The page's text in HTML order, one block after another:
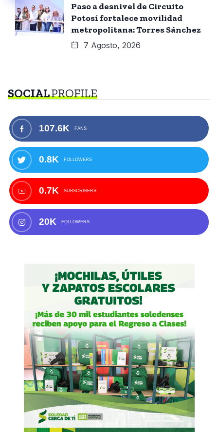
Paso a desnivel de Circuito
Potosí fortalece movilidad
metropolitana: Torres Sánchez
7 Agosto, 2026
SOCIALPROFILE
107.6K FANS
0.8K FOLLOWERS
0.7K SUBSCRIBERS
20K FOLLOWERS